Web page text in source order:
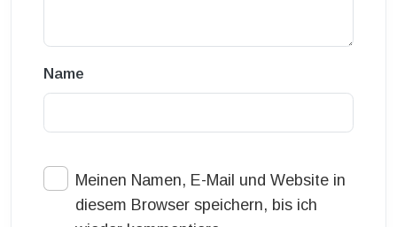
Name
Meinen Namen, E-Mail und Website in
diesem Browser speichern, bis ich